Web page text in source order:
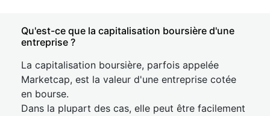
Qu'est-ce que la capitalisation boursière d'une
entreprise ?
La capitalisation boursière, parfois appelée
Marketcap, est la valeur d'une entreprise cotée
en bourse.
Dans la plupart des cas, elle peut être facilement